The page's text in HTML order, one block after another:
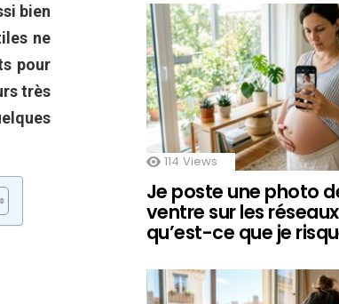
bien
ne
pour
très
114 Views
Je poste une photo
ventre sur les
qu’est-ce que je